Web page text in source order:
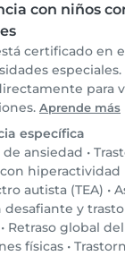
con niños
certificado en
para
Aprende más
específica
de ansiedad •
hiperactividad
autista (TEA) •
desafiante y
• Retraso global
físicas •